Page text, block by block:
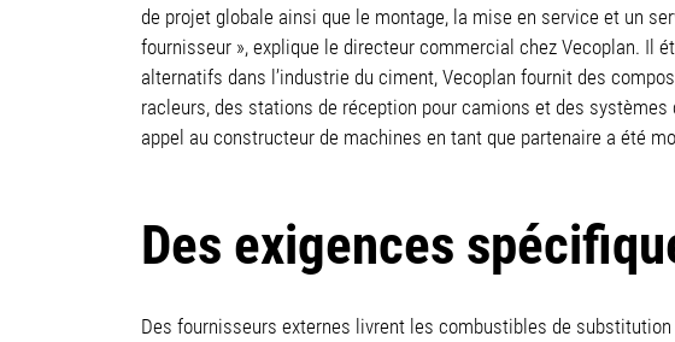
de projet globale ainsi que le montage, la mise en service et un
fournisseur », explique le directeur commercial chez Vecoplan. Il
alternatifs dans l’industrie du ciment, Vecoplan fournit des
racleurs, des stations de réception pour camions et des
appel au constructeur de machines en tant que partenaire a été
Des exigences
Des fournisseurs externes livrent les combustibles de